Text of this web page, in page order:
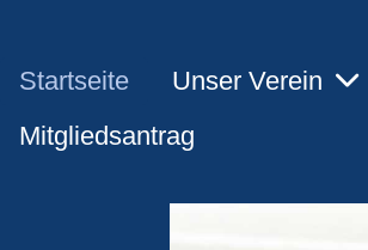
Startseite Unser Verein
Mitgliedsantrag